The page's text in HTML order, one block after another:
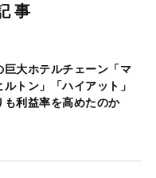
事
巨大ホテルチェーン「マ
トン」「ハイアット」
も利益率を高めたのか